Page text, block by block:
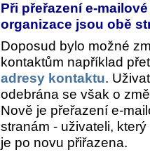
Při přeřazení e-
organizace jsou obě
Doposud bylo možné
kontaktům například
adresy kontaktu.
odebrána se však o
Nově je přeřazení e-
stranám - uživateli,
je po novu přiřazena.